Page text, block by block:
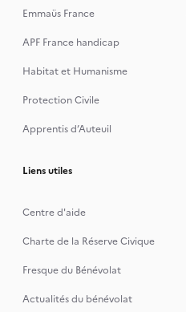
Emmaüs France
APF France handicap
Habitat et Humanisme
Protection Civile
Apprentis d’Auteuil
Liens utiles
Centre d'aide
Charte de la Réserve Civique
Fresque du Bénévolat
Actualités du bénévolat